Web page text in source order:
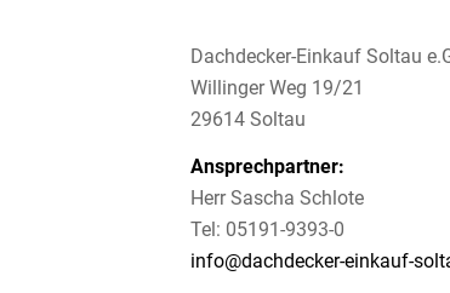
Dachdecker-Einkauf Soltau
Willinger Weg 19/21
29614 Soltau
Ansprechpartner:
Herr Sascha Schlote
Tel: 05191-9393-0
info@dachdecker-einkauf-